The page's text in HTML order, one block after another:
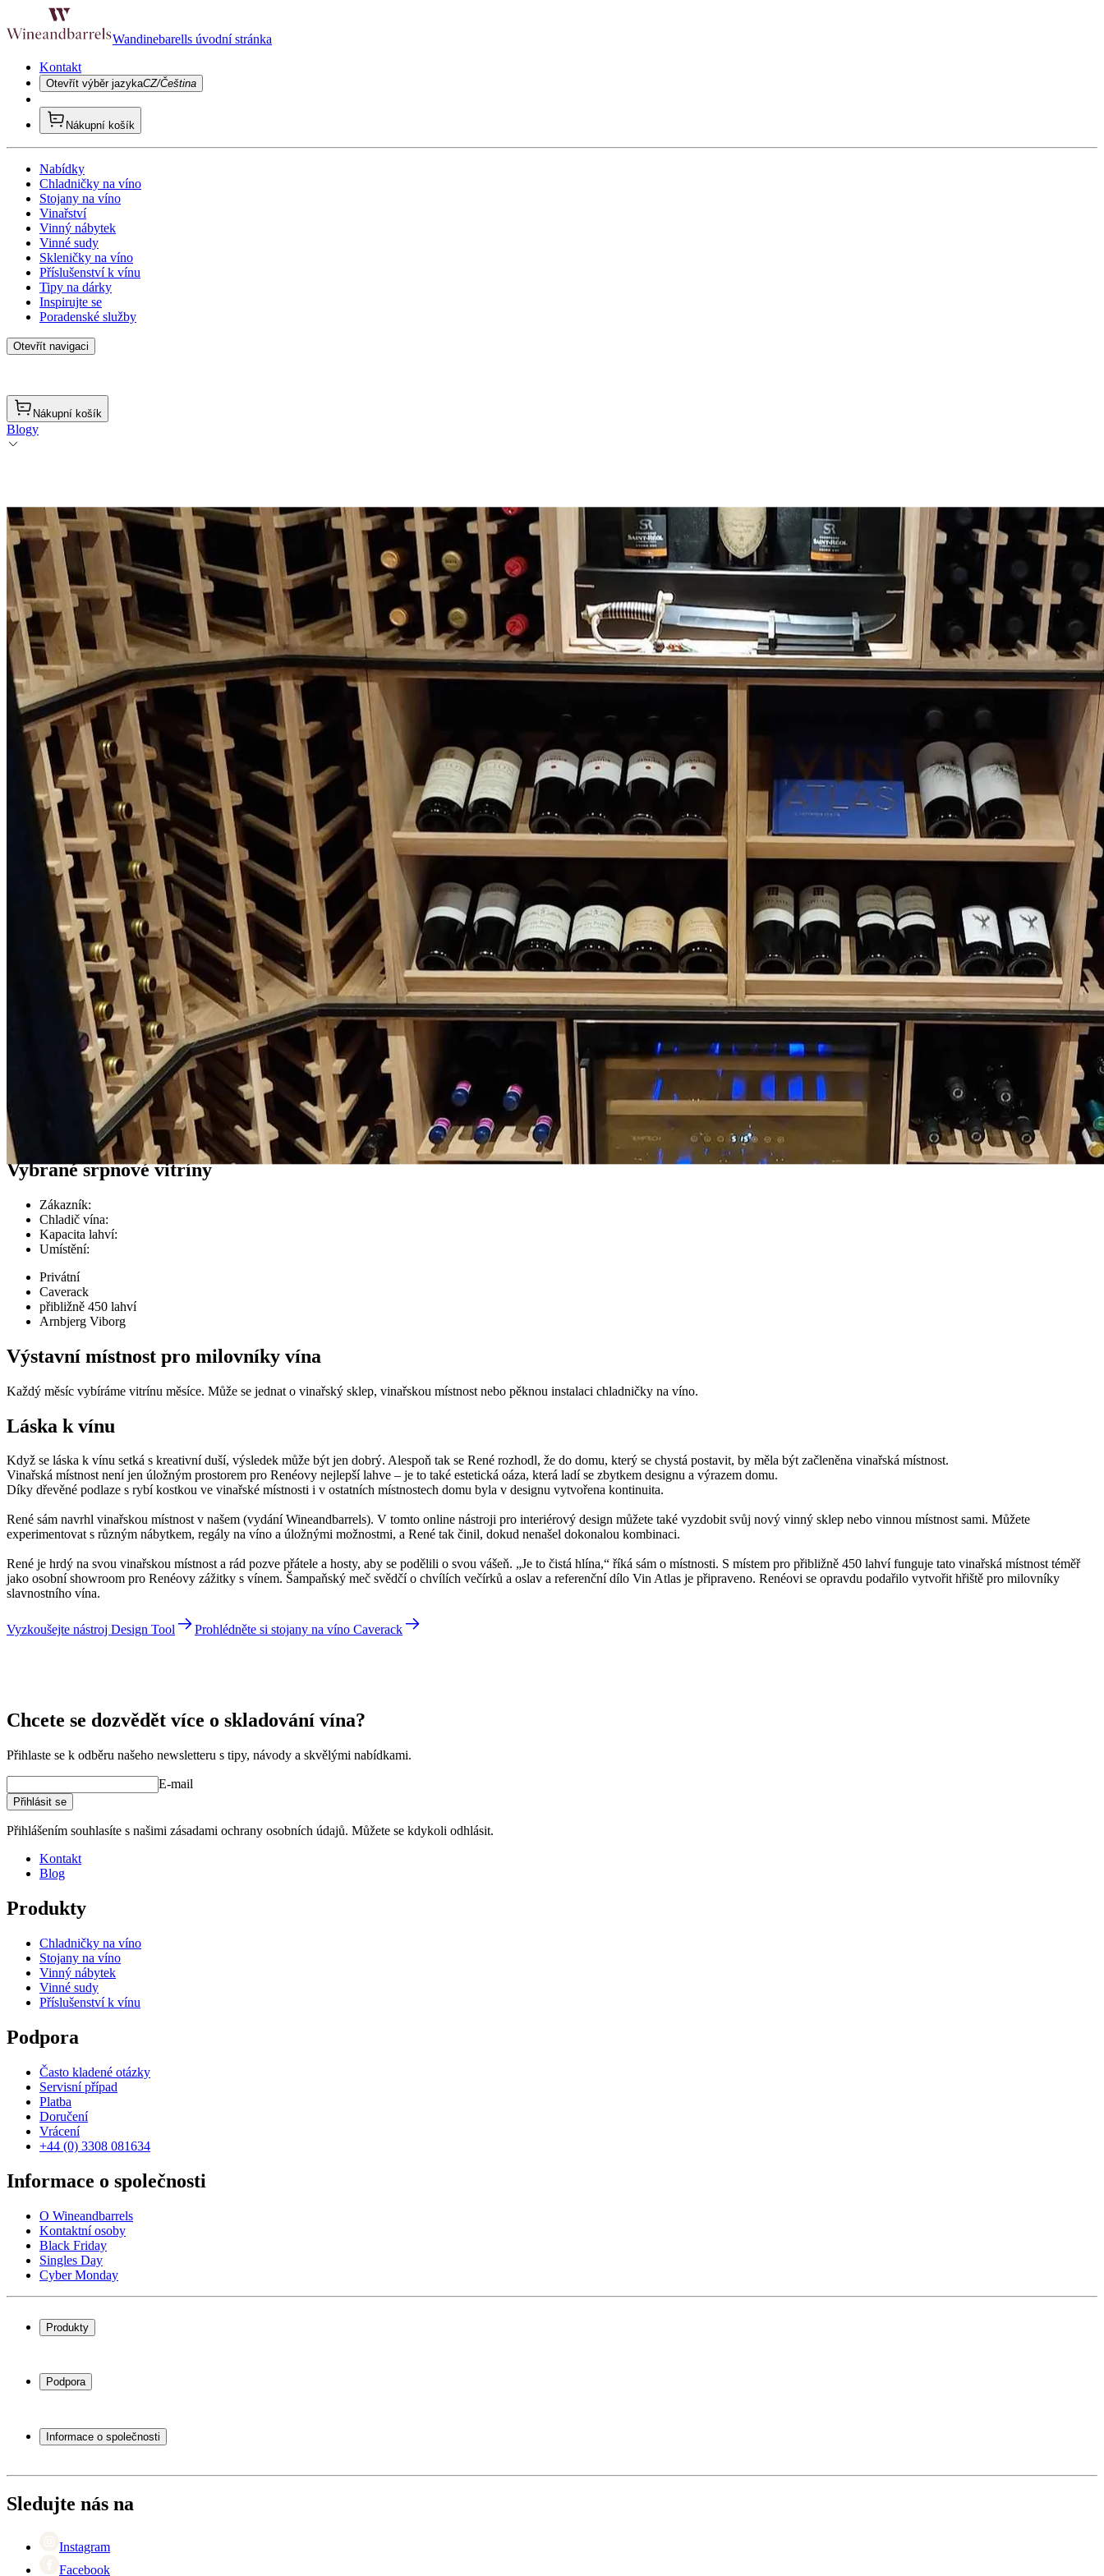
Wandinebarells úvodní stránka
Kontakt
Otevřít výběr jazykaCZ/Čeština
Nákupní košík
Nabídky
Chladničky na víno
Stojany na víno
Vinařství
Vinný nábytek
Vinné sudy
Skleničky na víno
Příslušenství k vínu
Tipy na dárky
Inspirujte se
Poradenské služby
Otevřít navigaci
Nákupní košík
Blogy
Případy zákazníků
Vybrané srpnové vitríny
Zákazník:
Chladič vína:
Kapacita lahví:
Umístění:
Privátní
Caverack
přibližně 450 lahví
Arnbjerg Viborg
Výstavní místnost pro milovníky vína
Každý měsíc vybíráme vitrínu měsíce. Může se jednat o vinařský sklep, vinařskou místnost nebo pěknou instalaci chladničky na víno.
Láska k vínu
Když se láska k vínu setká s kreativní duší, výsledek může být jen dobrý. Alespoň tak se René rozhodl, že do domu, který se chystá postavit, by měla být začleněna vinařská místnost.
Vinařská místnost není jen úložným prostorem pro Renéovy nejlepší lahve – je to také estetická oáza, která ladí se zbytkem designu a výrazem domu.
Díky dřevěné podlaze s rybí kostkou ve vinařské místnosti i v ostatních místnostech domu byla v designu vytvořena kontinuita.
René sám navrhl vinařskou místnost v našem (vydání Wineandbarrels). V tomto online nástroji pro interiérový design můžete také vyzdobit svůj nový vinný sklep nebo vinnou místnost sami. Můžete
experimentovat s různým nábytkem, regály na víno a úložnými možnostmi, a René tak činil, dokud nenašel dokonalou kombinaci.
René je hrdý na svou vinařskou místnost a rád pozve přátele a hosty, aby se podělili o svou vášeň. „Je to čistá hlína,“ říká sám o místnosti. S místem pro přibližně 450 lahví funguje tato vinařská místnost téměř
jako osobní showroom pro Renéovy zážitky s vínem. Šampaňský meč svědčí o chvílích večírků a oslav a referenční dílo Vin Atlas je připraveno. Renéovi se opravdu podařilo vytvořit hřiště pro milovníky
slavnostního vína.
Vyzkoušejte nástroj Design Tool Prohlédněte si stojany na víno Caverack
Chcete se dozvědět více o skladování vína?
Přihlaste se k odběru našeho newsletteru s tipy, návody a skvělými nabídkami.
E-mail
Přihlásit se
Přihlášením souhlasíte s našimi zásadami ochrany osobních údajů. Můžete se kdykoli odhlásit.
Kontakt
Blog
Produkty
Chladničky na víno
Stojany na víno
Vinný nábytek
Vinné sudy
Příslušenství k vínu
Podpora
Často kladené otázky
Servisní případ
Platba
Doručení
Vrácení
+44 (0) 3308 081634
Informace o společnosti
O Wineandbarrels
Kontaktní osoby
Black Friday
Singles Day
Cyber Monday
Produkty
Stojany na víno
Vinný nábytek
Podpora
Servisní případ
Platba
Vrácení
Informace o společnosti
Black Friday
Singles Day
Sledujte nás na
Instagram
Facebook